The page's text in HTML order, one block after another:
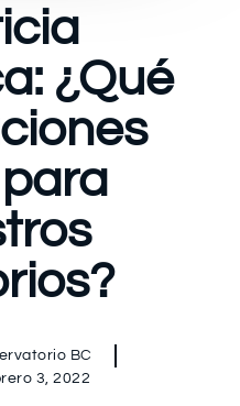
¿Qué
BC
3, 2022